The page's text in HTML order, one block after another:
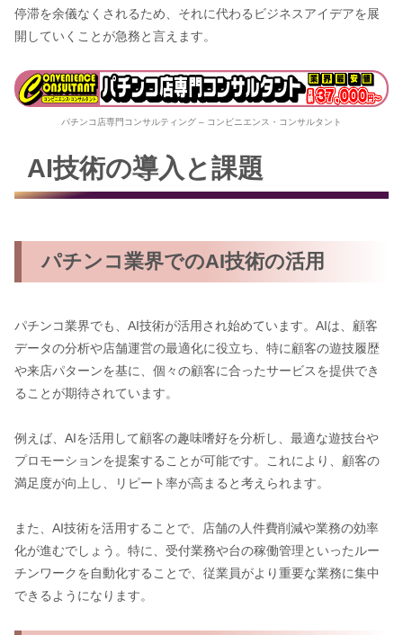
停滞を余儀なくされるため、それに代わるビジネスアイデアを展
開していくことが急務と言えます。
パチンコ店専門コンサルティング – コンビニエンス・コンサルタント
AI技術の導入と課題
パチンコ業界でのAI技術の活用
パチンコ業界でも、AI技術が活用され始めています。AIは、顧客
データの分析や店舗運営の最適化に役立ち、特に顧客の遊技履歴
や来店パターンを基に、個々の顧客に合ったサービスを提供でき
ることが期待されています。
例えば、AIを活用して顧客の趣味嗜好を分析し、最適な遊技台や
プロモーションを提案することが可能です。これにより、顧客の
満足度が向上し、リピート率が高まると考えられます。
また、AI技術を活用することで、店舗の人件費削減や業務の効率
化が進むでしょう。特に、受付業務や台の稼働管理といったルー
チンワークを自動化することで、従業員がより重要な業務に集中
できるようになります。